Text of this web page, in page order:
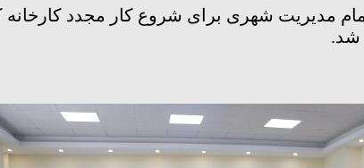
مدیریت شهری برای شروع کار مجدد
شد.